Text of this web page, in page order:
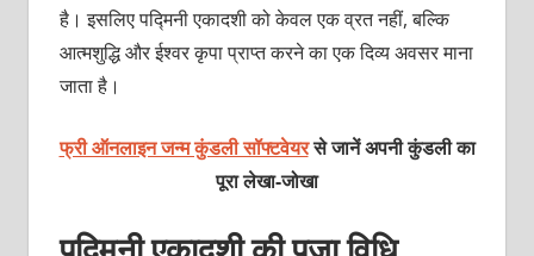
है। इसलिए पद्मिनी एकादशी को केवल एक व्रत नहीं, बल्कि
आत्मशुद्धि और ईश्वर कृपा प्राप्त करने का एक दिव्य अवसर माना
जाता है।
फ्री ऑनलाइन जन्म कुंडली सॉफ्टवेयरसे जानें अपनी कुंडली का
पूरा लेखा-जोखा